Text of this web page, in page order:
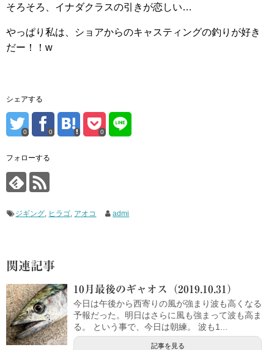
そろそろ、イナダクラスの引きが恋しい…
やっぱり私は、ショアからのキャスティングの釣りが好き
だー！！w
シェアする
0 0 0
フォローする
ジギング, ヒラゴ, アオコ admi
関連記事
10月最後のギャオス（2019.10.31）
今日は午後から西寄りの風が強まり波も高くなる
予報だった。明日はさらに風も強まって波も高ま
る。 という事で、今日は朝練。 波も1...
記事を見る